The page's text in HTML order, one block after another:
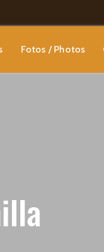
Fotos / Photos